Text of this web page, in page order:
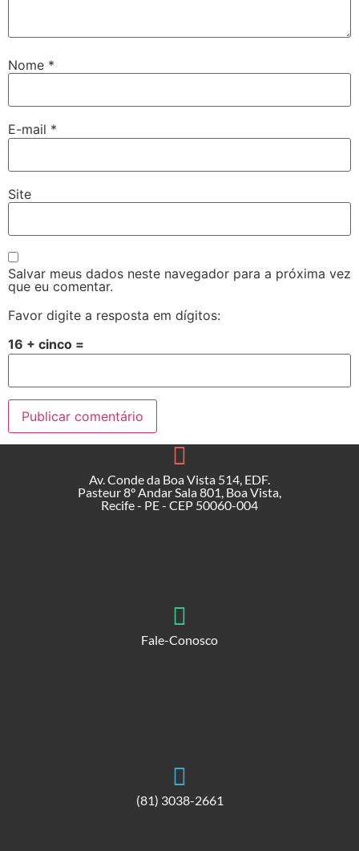
Nome *
E-mail *
Site
Salvar meus dados neste navegador para a próxima vez
que eu comentar.
Favor digite a resposta em dígitos:
16 + cinco =
Av. Conde da Boa Vista 514, EDF.
Pasteur 8° Andar Sala 801, Boa Vista,
Recife - PE - CEP 50060-004
Fale-Conosco
(81) 3038-2661